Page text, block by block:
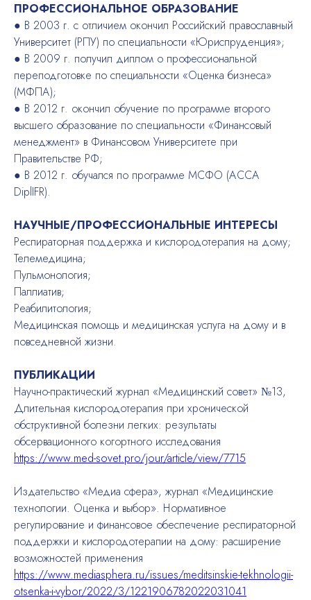
ПРОФЕССИОНАЛЬНОЕ ОБРАЗОВАНИЕ
● В 2003 г. с отличием окончил Российский православный
Университет (РПУ) по специальности «Юриспруденция»;
● В 2009 г. получил диплом о профессиональной
переподготовке по специальности «Оценка бизнеса»
(МФПА);
● В 2012 г. окончил обучение по программе второго
высшего образование по специальности «Финансовый
менеджмент» в Финансовом Университете при
Правительстве РФ;
● В 2012 г. обучался по программе МСФО (АССА
DiplIFR).
НАУЧНЫЕ/ПРОФЕССИОНАЛЬНЫЕ ИНТЕРЕСЫ
Респираторная поддержка и кислородотерапия на дому;
Телемедицина;
Пульмонология;
Паллиатив;
Реабилитология;
Медицинская помощь и медицинская услуга на дому и в
повседневной жизни.
ПУБЛИКАЦИИ
Научно-практический журнал «Медицинский совет» №13,
Длительная кислородотерапия при хронической
обструктивной болезни легких: результаты
обсервационного когортного исследования
https://www.med-sovet.pro/jour/article/view/7715
Издательство «Медиа сфера», журнал «Медицинские
технологии. Оценка и выбор». Нормативное
регулирование и финансовое обеспечение респираторной
поддержки и кислородотерапии на дому: расширение
возможностей применения
https://www.mediasphera.ru/issues/meditsinskie-tekhnologii-
otsenka-i-vybor/2022/3/1221906782022031041